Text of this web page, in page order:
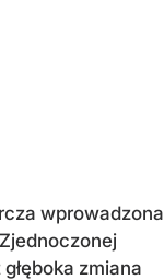
wprowadzona
zmiana